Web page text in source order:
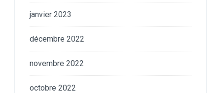
janvier 2023
décembre 2022
novembre 2022
octobre 2022